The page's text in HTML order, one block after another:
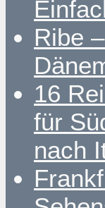
Ribe
16
für
nach